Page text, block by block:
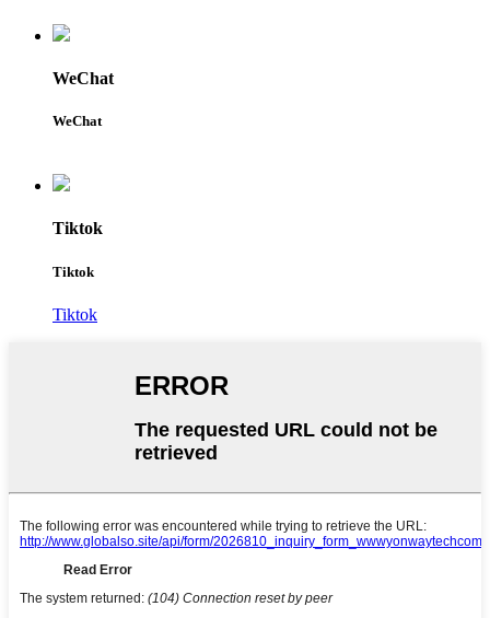
WeChat
WeChat
Tiktok
Tiktok
Tiktok